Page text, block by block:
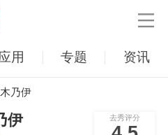

用 专题 资讯
乃伊
伊 去秀评分